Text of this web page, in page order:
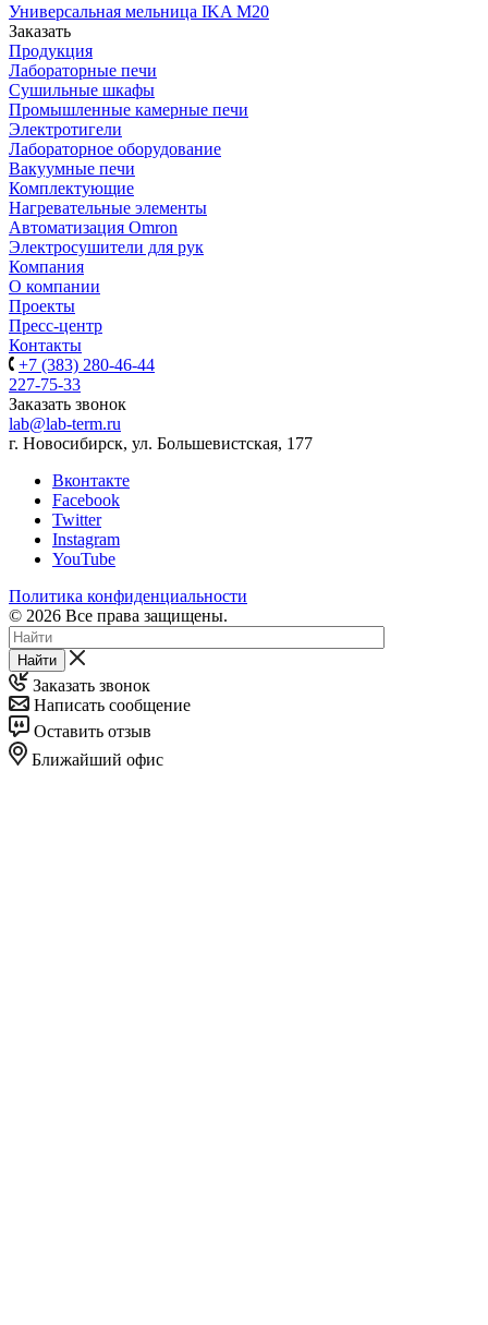
Универсальная мельница IKA М20
Заказать
Продукция
Лабораторные печи
Сушильные шкафы
Промышленные камерные печи
Электротигели
Лабораторное оборудование
Вакуумные печи
Комплектующие
Нагревательные элементы
Автоматизация Omron
Электросушители для рук
Компания
О компании
Проекты
Пресс-центр
Контакты
+7 (383) 280-46-44
227-75-33
Заказать звонок
lab@lab-term.ru
г. Новосибирск, ул. Большевистская, 177
Вконтакте
Facebook
Twitter
Instagram
YouTube
Политика конфиденциальности
© 2026 Все права защищены.
Найти
Заказать звонок
Написать сообщение
Оставить отзыв
Ближайший офис